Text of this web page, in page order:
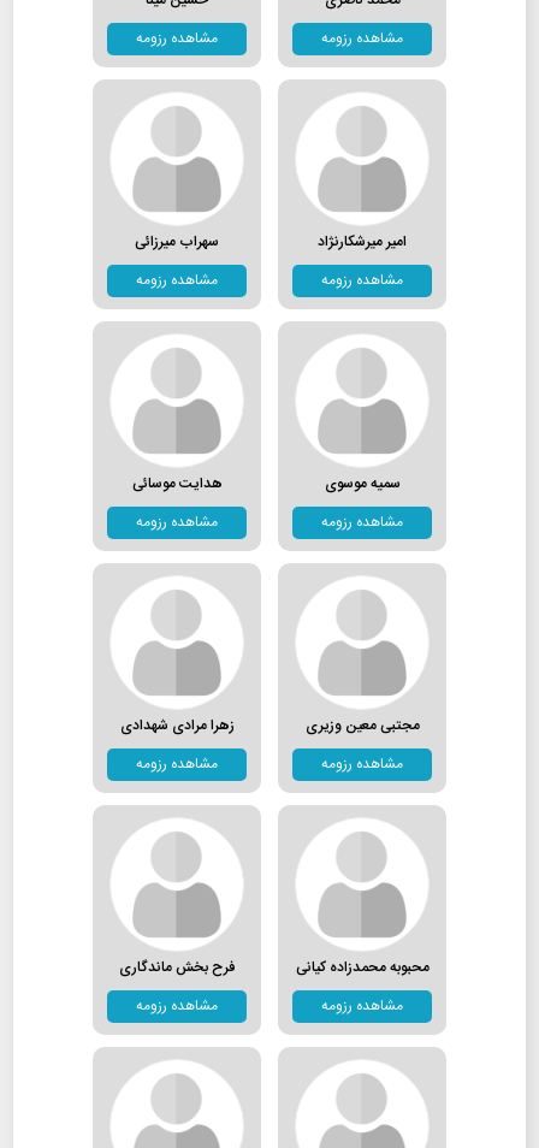
مشاهده رزومه
مشاهده رزومه
امیر میرشکارنژاد
مشاهده رزومه
سهراب میرزائی
مشاهده رزومه
سمیه موسوی
مشاهده رزومه
هدایت موسائی
مشاهده رزومه
مجتبی معین وزیری
مشاهده رزومه
زهرا مرادی شهدادی
مشاهده رزومه
محبوبه محمدزاده کیانی
مشاهده رزومه
فرح بخش ماندگاری
مشاهده رزومه